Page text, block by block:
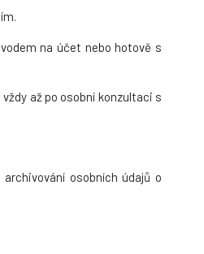
na účet nebo hotově s
až po osobní konzultaci s
osobních údajů o